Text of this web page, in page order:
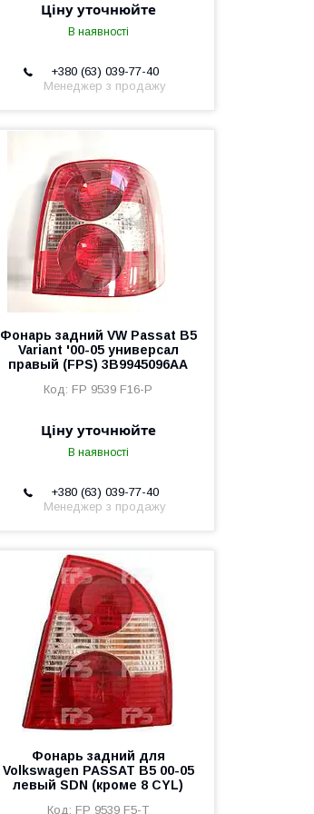
Ціну уточнюйте
В наявності
+380 (63) 039-77-40
Менеджер з продажу
Фонарь задний VW Passat B5
Variant '00-05 универсал
правый (FPS) 3B9945096AA
FP 9539 F16-P
Ціну уточнюйте
В наявності
+380 (63) 039-77-40
Менеджер з продажу
Фонарь задний для
Volkswagen PASSAT B5 00-05
левый SDN (кроме 8 CYL)
FP 9539 F5-T